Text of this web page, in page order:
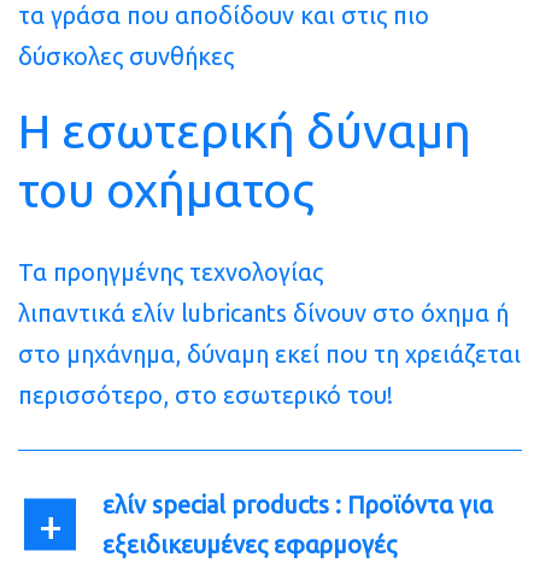
τα γράσα που αποδίδουν και στις πιο
δύσκολες συνθήκες
Η εσωτερική δύναμη
του οχήματος
Τα προηγμένης τεχνολογίας
λιπαντικά ελίν lubricants δίνουν στο όχημα ή
στο μηχάνημα, δύναμη εκεί που τη χρειάζεται
περισσότερο, στο εσωτερικό του!
ελίν special products : Προϊόντα για
εξειδικευμένες εφαρμογές